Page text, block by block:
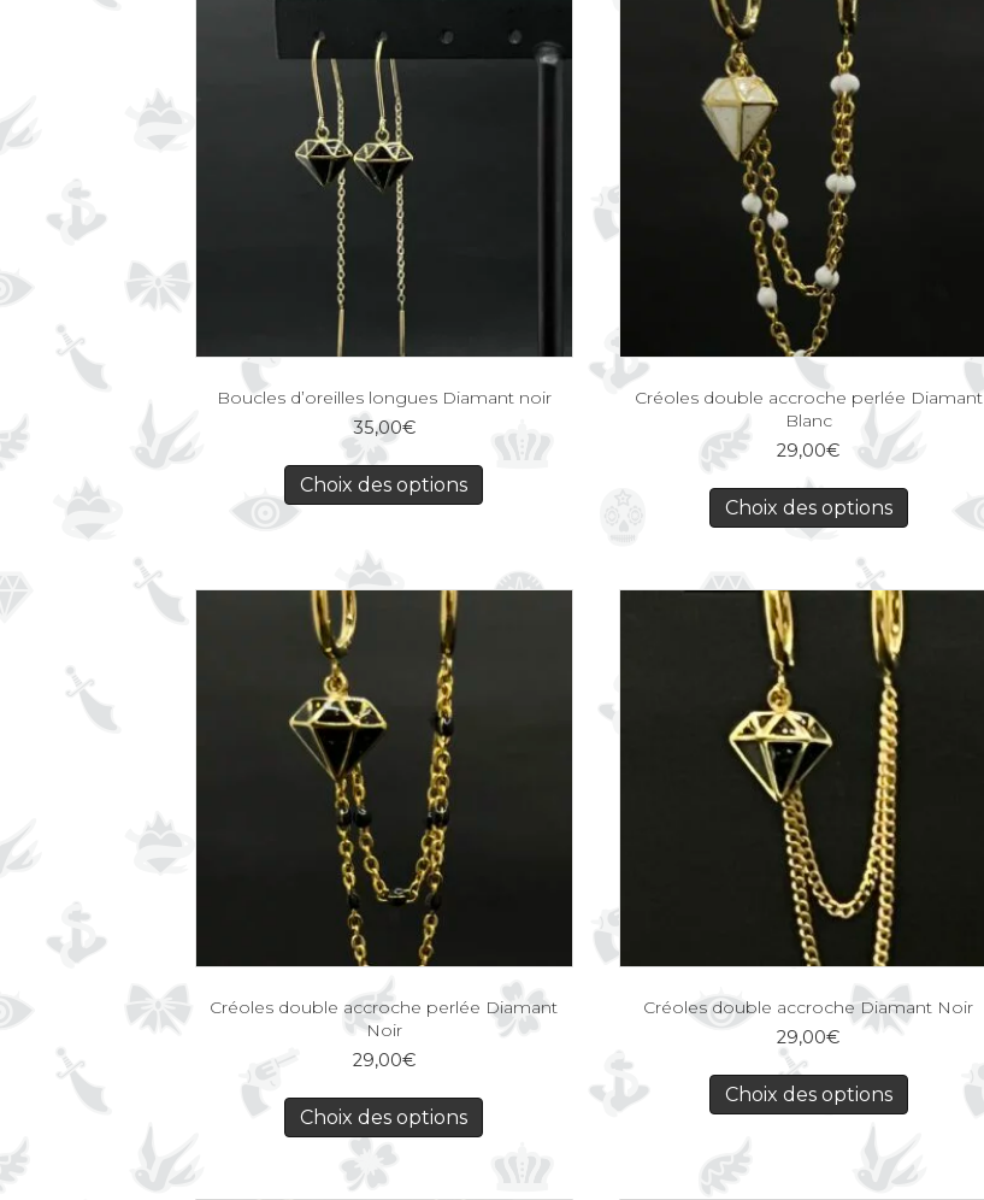
Boucles d’oreilles longues Diamant noir
35,00€
Choix des options
Créoles double accroche perlée Diamant
Blanc
29,00€
Choix des options
Créoles double accroche perlée Diamant
Noir
29,00€
Choix des options
Créoles double accroche Diamant Noir
29,00€
Choix des options